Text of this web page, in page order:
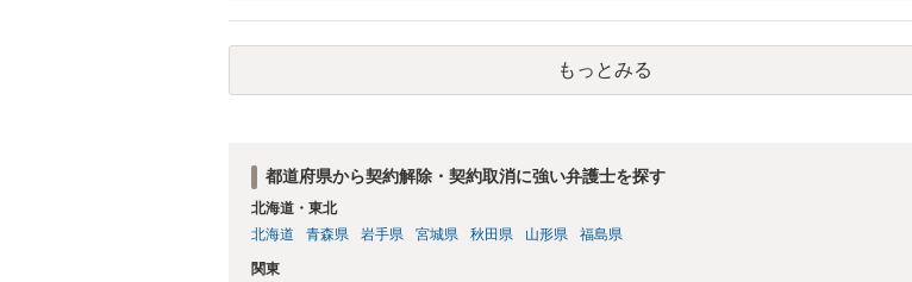
もっとみる
都道府県から契約解除・契約取消に強い弁護士を探す
北海道・東北
北海道
青森県 岩手県 宮城県 秋田県 山形県 福島県
関東